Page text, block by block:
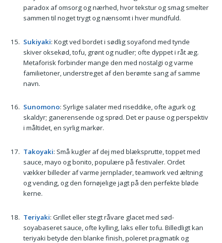
paradox af omsorg og nærhed, hvor tekstur og smag smelter
sammen til noget trygt og nænsomt i hver mundfuld.
Sukiyaki: Kogt ved bordet i sødlig soyafond med tynde
skiver oksekød, tofu, grønt og nudler; ofte dyppet i råt æg.
Metaforisk forbinder mange den med nostalgi og varme
familietoner, understreget af den berømte sang af samme
navn.
Sunomono: Syrlige salater med riseddike, ofte agurk og
skaldyr; ganerensende og sprød. Det er pause og perspektiv
i måltidet, en syrlig markør.
Takoyaki: Små kugler af dej med blæksprutte, toppet med
sauce, mayo og bonito, populære på festivaler. Ordet
vækker billeder af varme jernplader, teamwork ved æltning
og vending, og den fornøjelige jagt på den perfekte bløde
kerne.
Teriyaki: Grillet eller stegt råvare glacet med sød-
soyabaseret sauce, ofte kylling, laks eller tofu. Billedligt kan
teriyaki betyde den blanke finish, poleret pragmatik og